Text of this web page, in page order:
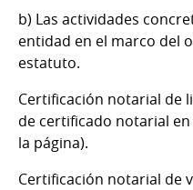
b) Las actividades
entidad en el marco del
estatuto.
Certificación notarial de
de certificado notarial
la página).
Certificación notarial de